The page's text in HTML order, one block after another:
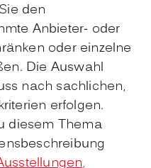
den
Anbieter- oder
oder einzelne
Die Auswahl
nach sachlichen,
erfolgen.
diesem Thema